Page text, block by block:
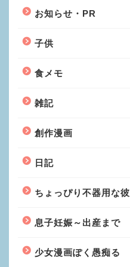
お知らせ・PR
子供
食メモ
雑記
創作漫画
日記
ちょっぴり不器用な彼
息子妊娠～出産まで
少女漫画ぽく愚痴る